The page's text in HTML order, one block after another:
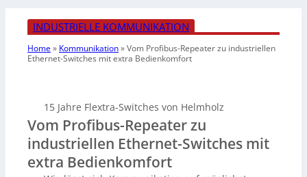
INDUSTRIELLE KOMMUNIKATION
Home» Kommunikation»Vom Profibus-Repeater zu industriellen
Ethernet-Switches mit extra Bedienkomfort
15 Jahre Flextra-Switches von Helmholz
Vom Profibus-Repeater zu
industriellen Ethernet-Switches mit
extra Bedienkomfort